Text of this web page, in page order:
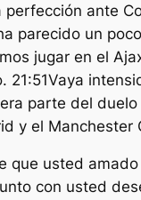
perfección ante
parecido un
jugar en el
21:51Vaya
parte del
y el Manchester
que usted
con usted